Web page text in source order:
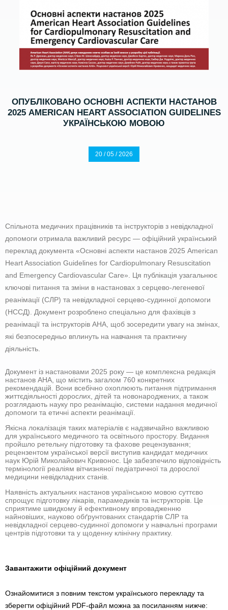
ОПУБЛІКОВАНО ОСНОВНІ АСПЕКТИ НАСТАНОВ
2025 AMERICAN HEART ASSOCIATION GUIDELINES
УКРАЇНСЬКОЮ МОВОЮ
20 / 05 / 2026
Спільнота медичних працівників та інструкторів з невідкладної
допомоги отримала важливий ресурс — офіційний український
переклад документа «Основні аспекти настанов 2025 American
Heart Association Guidelines for Cardiopulmonary Resuscitation
and Emergency Cardiovascular Care». Ця публікація узагальнює
ключові питання та зміни в настановах з серцево-легеневої
реанімації (СЛР) та невідкладної серцево-судинної допомоги
(НССД). Документ розроблено спеціально для фахівців з
реанімації та інструкторів АНА, щоб зосередити увагу на змінах,
які безпосередньо вплинуть на навчання та практичну
діяльність.
Документ із настановами 2025 року — це комплексна редакція
настанов АНА, що містить загалом 760 конкретних
рекомендацій. Вони всебічно охоплюють питання підтримання
життєдіяльності дорослих, дітей та новонароджених, а також
розглядають науку про реанімацію, системи надання медичної
допомоги та етичні аспекти реанімації.
Якісна локалізація таких матеріалів є надзвичайно важливою
для українського медичного та освітнього простору. Видання
пройшло ретельну підготовку та фахове рецензування;
рецензентом української версії виступив кандидат медичних
наук Юрій Миколайович Кривонос. Це забезпечило відповідність
термінології реаліям вітчизняної педіатричної та дорослої
медицини невідкладних станів.
Наявність актуальних настанов українською мовою суттєво
спрощує підготовку лікарів, парамедиків та інструкторів. Це
сприятиме швидкому й ефективному впровадженню
найновіших, науково обґрунтованих стандартів СЛР та
невідкладної серцево-судинної допомоги у навчальні програми
центрів підготовки та у щоденну клінічну практику.
Завантажити офіційний документ
Ознайомитися з повним текстом українського перекладу та
зберегти офіційний PDF-файл можна за посиланням нижче: